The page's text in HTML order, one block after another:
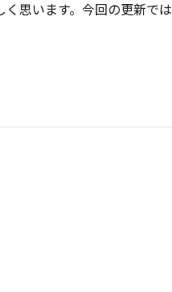
思います。今回の更新では